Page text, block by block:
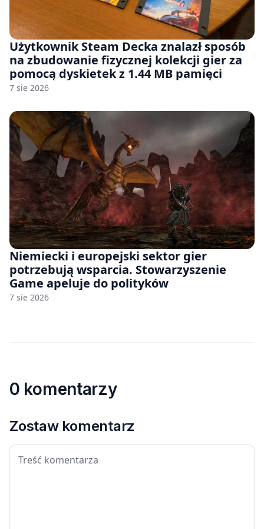
Użytkownik Steam Decka znalazł sposób
na zbudowanie fizycznej kolekcji gier za
pomocą dyskietek z 1.44 MB pamięci
7 sie 2026
Niemiecki i europejski sektor gier
potrzebują wsparcia. Stowarzyszenie
Game apeluje do polityków
7 sie 2026
0 komentarzy
Zostaw komentarz